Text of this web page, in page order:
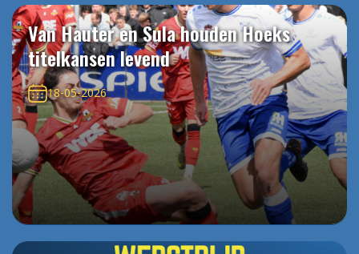
Van Hauter en Sula houden Hoeks
titelkansen levend
18-05-2026